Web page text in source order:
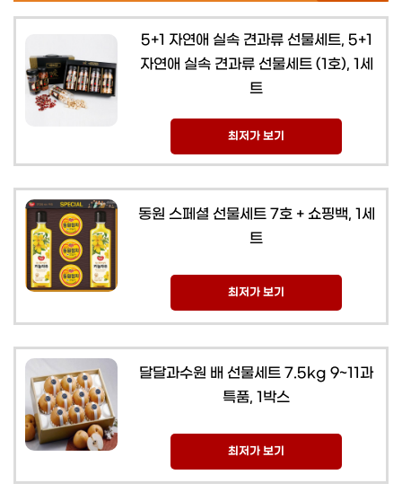
5+1 자연애 실속 견과류 선물세트, 5+1
자연애 실속 견과류 선물세트 (1호), 1세
트
최저가 보기
동원 스페셜 선물세트 7호 + 쇼핑백, 1세
트
최저가 보기
달달과수원 배 선물세트 7.5kg 9~11과
특품, 1박스
최저가 보기